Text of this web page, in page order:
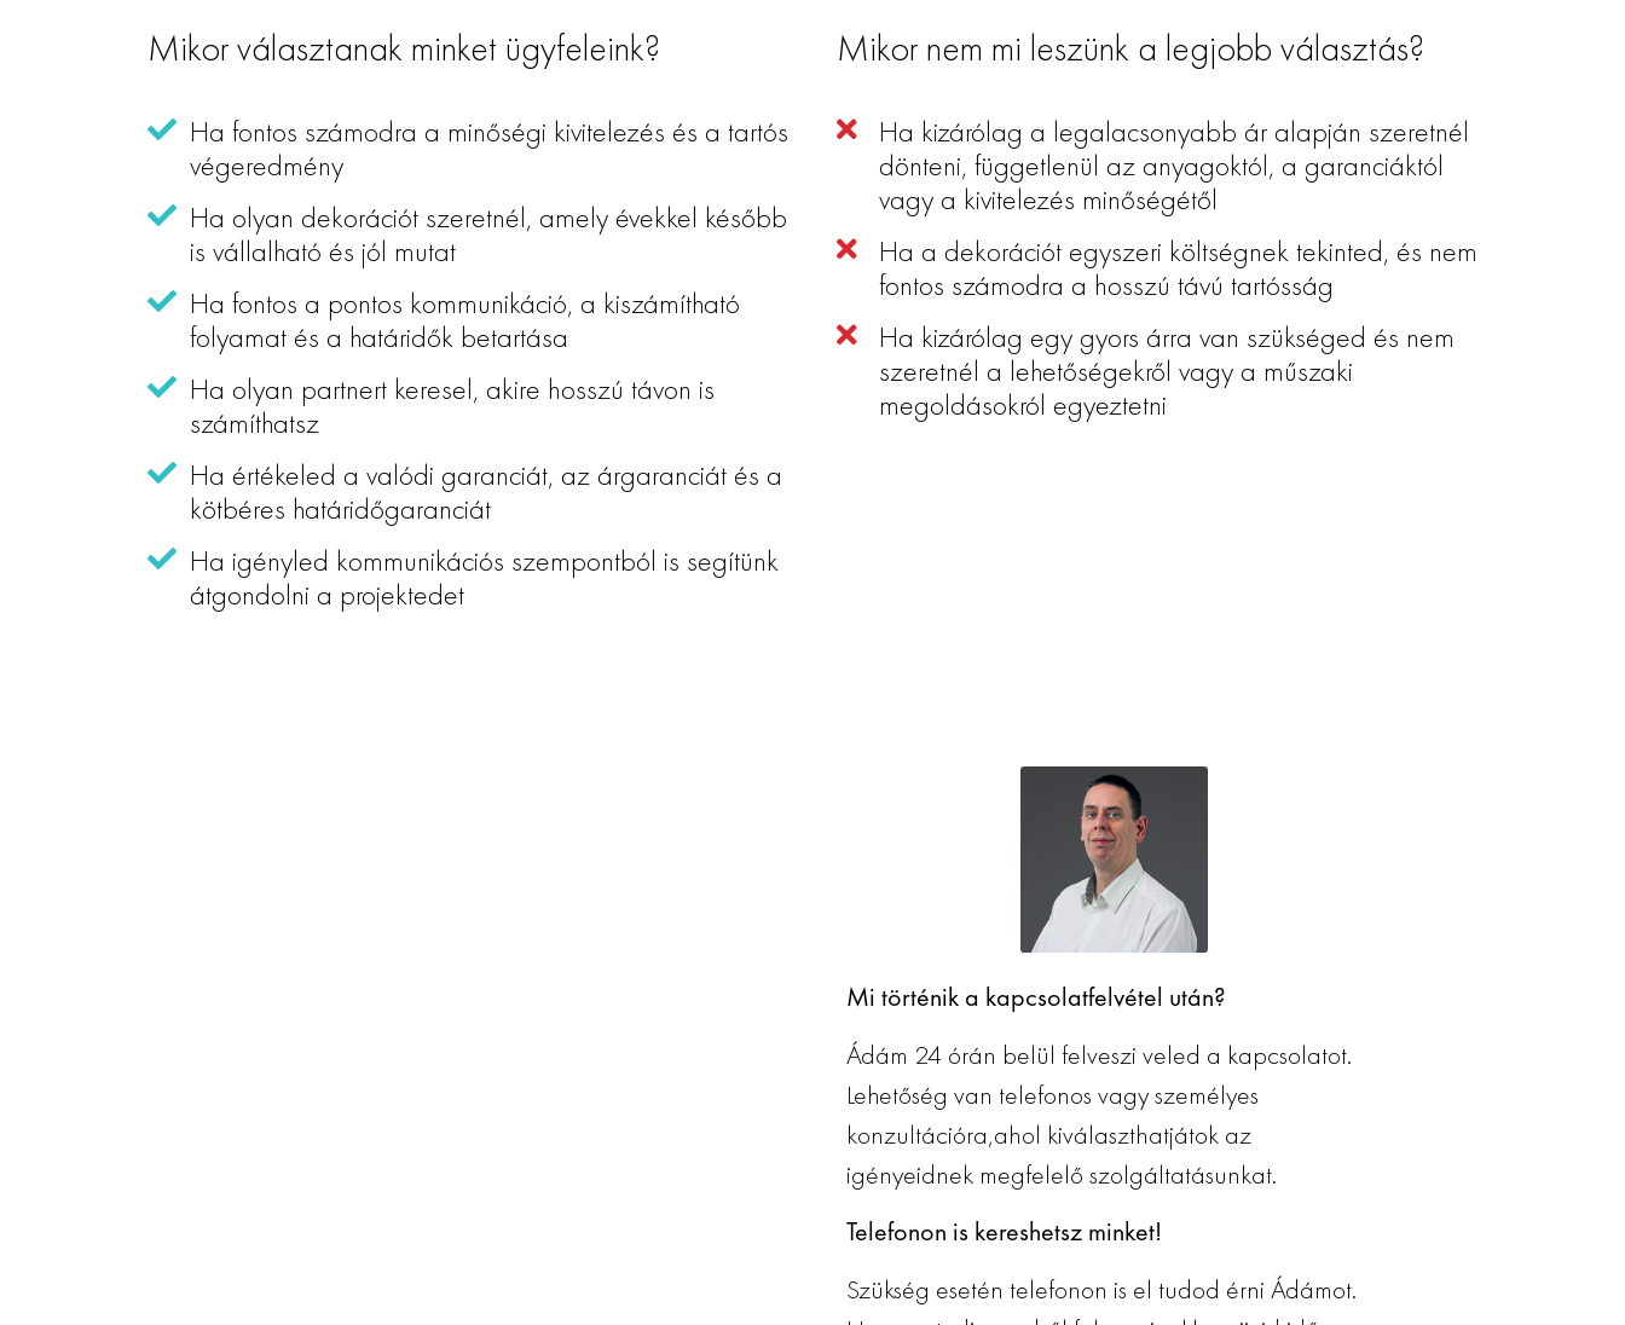
Mikor választanak minket ügyfeleink?
Ha fontos számodra a minőségi kivitelezés és a tartós
végeredmény
Ha olyan dekorációt szeretnél, amely évekkel később
is vállalható és jól mutat
Ha fontos a pontos kommunikáció, a kiszámítható
folyamat és a határidők betartása
Ha olyan partnert keresel, akire hosszú távon is
számíthatsz
Ha értékeled a valódi garanciát, az árgaranciát és a
kötbéres határidőgaranciát
Ha igényled kommunikációs szempontból is segítünk
átgondolni a projektedet
Mikor nem mi leszünk a legjobb választás?
Ha kizárólag a legalacsonyabb ár alapján szeretnél
dönteni, függetlenül az anyagoktól, a garanciáktól
vagy a kivitelezés minőségétől
Ha a dekorációt egyszeri költségnek tekinted, és nem
fontos számodra a hosszú távú tartósság
Ha kizárólag egy gyors árra van szükséged és nem
szeretnél a lehetőségekről vagy a műszaki
megoldásokról egyeztetni
Mi történik a kapcsolatfelvétel után?
Ádám 24 órán belül felveszi veled a kapcsolatot.
Lehetőség van telefonos vagy személyes
konzultációra,ahol kiválaszthatjátok az
igényeidnek megfelelő szolgáltatásunkat.
Telefonon is kereshetsz minket!
Szükség esetén telefonon is el tudod érni Ádámot.